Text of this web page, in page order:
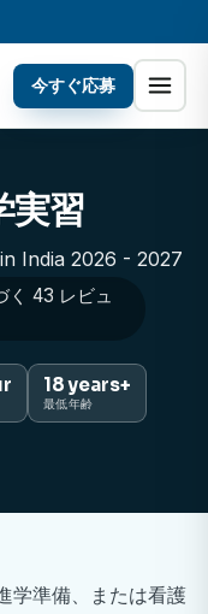
今すぐ応募
実習
India 2026 - 2027
く 43 レビュ
18 years+
最低年齢
学準備、または看護